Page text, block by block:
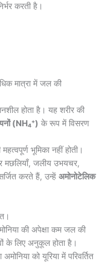
करती है।
मात्रा में जल की
होता है। यह शरीर की
(NH₄⁺) के रूप में विसरण
भूमिका नहीं होती।
मछलियाँ, जलीय उभयचर,
करते हैं, उन्हें अमोनोटेलिक
की अपेक्षा कम जल की
के लिए अनुकूल होता है।
अमोनिया को यूरिया में परिवर्तित